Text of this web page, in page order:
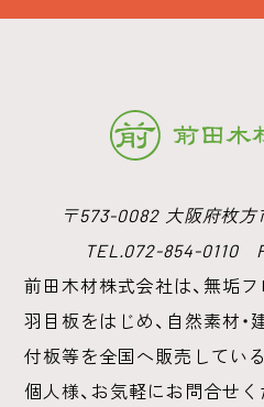
〒573-0082 大阪府枚方
TEL.072-854-0110
前田木材株式会社は、無垢フ
羽目板をはじめ、 自然素材・
付板等を全国へ販売してい
個人様、お気軽にお問合せ